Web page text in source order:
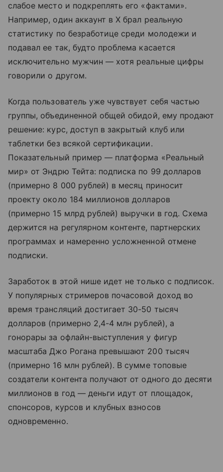
слабое место и подкреплять его «фактами».
Например, один аккаунт в X брал реальную
статистику по безработице среди молодежи и
подавал ее так, будто проблема касается
исключительно мужчин — хотя реальные цифры
говорили о другом.
Когда пользователь уже чувствует себя частью
группы, объединенной общей обидой, ему продают
решение: курс, доступ в закрытый клуб или
таблетки без всякой сертификации.
Показательный пример — платформа «Реальный
мир» от Эндрю Тейта: подписка по 99 долларов
(примерно 8 000 рублей) в месяц приносит
проекту около 184 миллионов долларов
(примерно 15 млрд рублей) выручки в год. Схема
держится на регулярном контенте, партнерских
программах и намеренно усложненной отмене
подписки.
Заработок в этой нише идет не только с подписок.
У популярных стримеров почасовой доход во
время трансляций достигает 30-50 тысяч
долларов (примерно 2,4-4 млн рублей), а
гонорары за офлайн-выступления у фигур
масштаба Джо Рогана превышают 200 тысяч
(примерно 16 млн рублей). В сумме топовые
создатели контента получают от одного до десяти
миллионов в год — деньги идут от площадок,
спонсоров, курсов и клубных взносов
одновременно.